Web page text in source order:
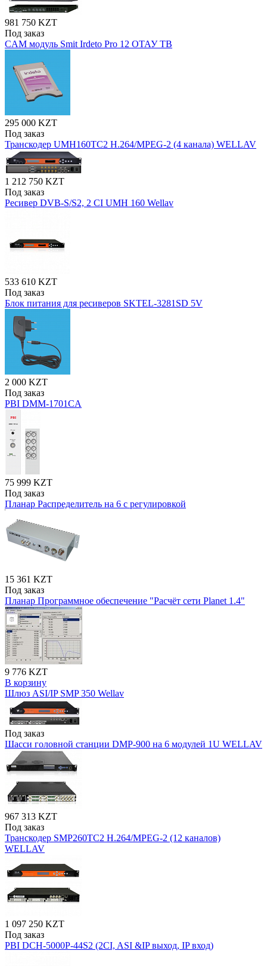
981 750 KZT
Под заказ
CAM модуль Smit Irdeto Pro 12 ОТАУ ТВ
295 000 KZT
Под заказ
Транскодер UMH160TC2 H.264/MPEG-2 (4 каналa) WELLAV
1 212 750 KZT
Под заказ
Ресивер DVB-S/S2, 2 CI UMH 160 Wellav
533 610 KZT
Под заказ
Блок питания для ресиверов SKTEL-3281SD 5V
2 000 KZT
Под заказ
PBI DMM-1701CA
75 999 KZT
Под заказ
Планар Распределитель на 6 с регулировкой
15 361 KZT
Под заказ
Планар Программное обеспечение "Расчёт сети Planet 1.4"
9 776 KZT
В корзину
Шлюз ASI/IP SMP 350 Wellav
Под заказ
Шасси головной станции DMP-900 на 6 модулей 1U WELLAV
967 313 KZT
Под заказ
Транскодер SMP260TC2 H.264/MPEG-2 (12 каналов)
WELLAV
1 097 250 KZT
Под заказ
PBI DCH-5000P-44S2 (2CI, ASI &IP выход, IP вход)